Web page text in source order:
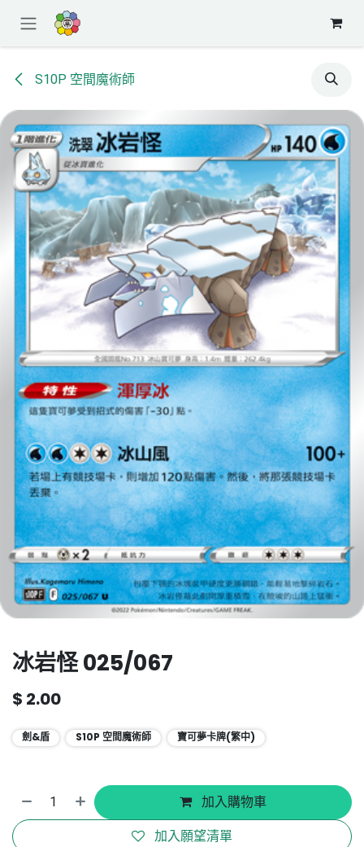
S10P 空間魔術師
冰岩怪 025/067
$ 2.00
劍&盾 S10P 空間魔術師 寶可夢卡牌(繁中)
加入購物車
加入願望清單